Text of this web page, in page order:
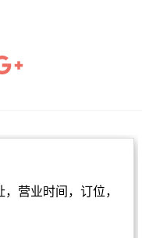
营业时间，订位，